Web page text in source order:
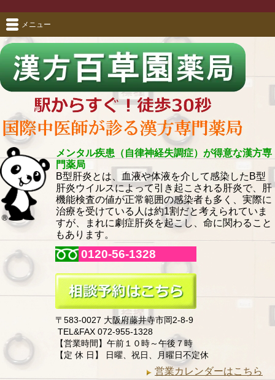
メンタル疾患（自律神経失調症）が得意な漢方専
門薬局
B型肝炎とは、血液や体液を介して感染したB型
肝炎ウイルスによって引き起こされる肝炎で、肝
機能検査の値が正常範囲の感染者も多く、実際に
治療を受けている人は約1割だと考えられていま
すが、まれに劇症肝炎を起こし、命に関わること
もあります。
0120-56-1328
〒583-0027 大阪府藤井寺市岡2-8-9
TEL&FAX 072-955-1328
【営業時間】午前１０時～午後７時
【定 休 日】 日曜、祝日、月曜日不定休
営業カレンダーはこちら
メニュー